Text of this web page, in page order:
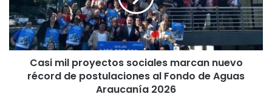
l
a
s
i
l
p
r
Casi mil proyectos sociales marcan nuevo
récord de postulaciones al Fondo de Aguas
Araucanía 2026